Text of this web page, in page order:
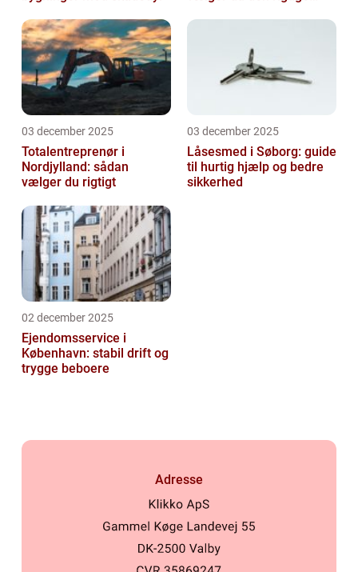
03 december 2025
Totalentreprenør i
Nordjylland: sådan
vælger du rigtigt
03 december 2025
Låsesmed i Søborg: guide
til hurtig hjælp og bedre
sikkerhed
02 december 2025
Ejendomsservice i
København: stabil drift og
trygge beboere
Adresse